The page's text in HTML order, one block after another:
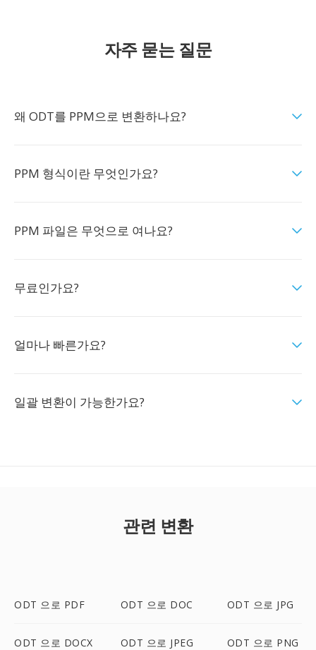
자주 묻는 질문
왜 ODT를 PPM으로 변환하나요?
PPM 형식이란 무엇인가요?
PPM 파일은 무엇으로 여나요?
무료인가요?
얼마나 빠른가요?
일괄 변환이 가능한가요?
관련 변환
ODT 으로 PDF ODT 으로 DOC ODT 으로 JPG
ODT 으로 DOCX ODT 으로 JPEG ODT 으로 PNG